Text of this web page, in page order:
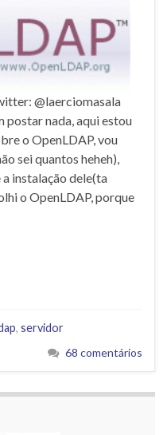
@laerciomasala
postar nada, aqui estou
o OpenLDAP, vou
sei quantos heheh),
instalação dele(ta
o OpenLDAP, porque
, servidor
68 comentários